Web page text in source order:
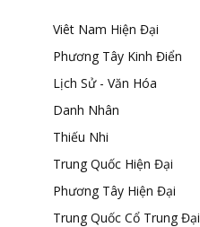
Viêt Nam Hiện Đại
Phương Tây Kinh Điển
Lịch Sử - Văn Hóa
Danh Nhân
Thiếu Nhi
Trung Quốc Hiện Đại
Phương Tây Hiện Đại
Trung Quốc Cổ Trung Đại